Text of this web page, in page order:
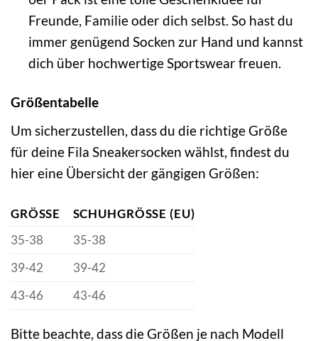
Freunde, Familie oder dich selbst. So hast du
immer genügend Socken zur Hand und kannst
dich über hochwertige Sportswear freuen.
Größentabelle
Um sicherzustellen, dass du die richtige Größe
für deine Fila Sneakersocken wählst, findest du
hier eine Übersicht der gängigen Größen:
GRÖSSE
SCHUHGRÖSSE (EU)
35-38
35-38
39-42
39-42
43-46
43-46
Bitte beachte, dass die Größen je nach Modell